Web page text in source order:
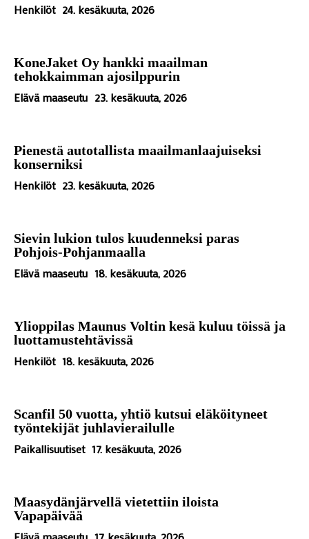
Henkilöt 24. kesäkuuta, 2026
KoneJaket Oy hankki maailman
tehokkaimman ajosilppurin
Elävä maaseutu 23. kesäkuuta, 2026
Pienestä autotallista maailmanlaajuiseksi
konserniksi
Henkilöt 23. kesäkuuta, 2026
Sievin lukion tulos kuudenneksi paras
Pohjois-Pohjanmaalla
Elävä maaseutu 18. kesäkuuta, 2026
Ylioppilas Maunus Voltin kesä kuluu töissä ja
luottamustehtävissä
Henkilöt 18. kesäkuuta, 2026
Scanfil 50 vuotta, yhtiö kutsui eläköityneet
työntekijät juhlavierailulle
Paikallisuutiset 17. kesäkuuta, 2026
Maasydänjärvellä vietettiin iloista
Vapapäivää